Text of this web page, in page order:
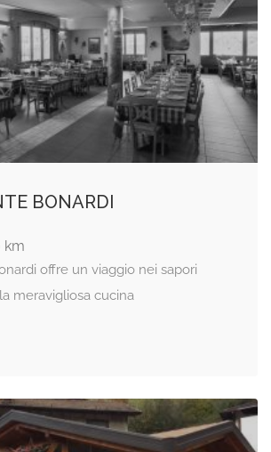
BONARDI
km
offre un viaggio nei sapori
meravigliosa cucina